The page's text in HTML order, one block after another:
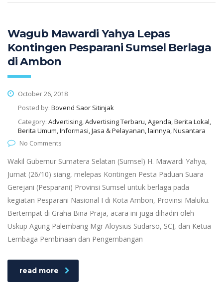
Wagub Mawardi Yahya Lepas
Kontingen Pesparani Sumsel Berlaga
di Ambon
October 26, 2018
Posted by: Bovend Saor Sitinjak
Category: Advertising, Advertising Terbaru, Agenda, Berita Lokal,
Berita Umum, Informasi, Jasa & Pelayanan, lainnya, Nusantara
No Comments
Wakil Gubernur Sumatera Selatan (Sumsel) H. Mawardi Yahya,
Jumat (26/10) siang, melepas Kontingen Pesta Paduan Suara
Gerejani (Pesparani) Provinsi Sumsel untuk berlaga pada
kegiatan Pesparani Nasional I di Kota Ambon, Provinsi Maluku.
Bertempat di Graha Bina Praja, acara ini juga dihadiri oleh
Uskup Agung Palembang Mgr Aloysius Sudarso, SCJ, dan Ketua
Lembaga Pembinaan dan Pengembangan
read more